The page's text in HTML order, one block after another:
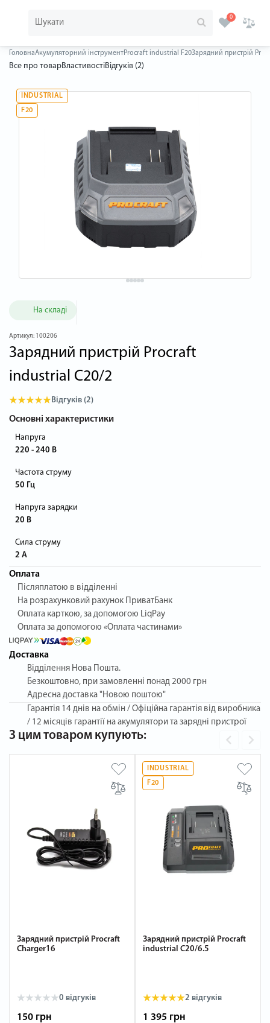
0
ГоловнаАкумуляторний інструментProcraft industrial F20Зарядний пристрій
Все про товарВластивостіВідгуків (2)
INDUSTRIAL
F20
На складі
Артикул: 100206
Зарядний пристрій Procraft
industrial C20/2
Відгуків (2)
Основні характеристики
Напруга
220 - 240 В
Частота струму
50 Гц
Напруга зарядки
20 В
Сила струму
2 А
Оплата
Післяплатою в відділенні
На розрахунковий рахунок ПриватБанк
Оплата карткою, за допомогою LiqPay
Оплата за допомогою «Оплата частинами»
Доставка
Відділення Нова Пошта.
Безкоштовно, при замовленні понад 2000 грн
Адресна доставка "Новою поштою"
Гарантія 14 днів на обмін / Офіційна гарантія від виробника
/ 12 місяців гарантії на акумулятори та зарядні пристрої
З цим товаром купують:
Зарядний пристрій Procraft
Charger16
0 відгуків
150 грн
INDUSTRIAL
F20
Зарядний пристрій Procraft
industrial C20/6.5
2 відгуків
1 395 грн